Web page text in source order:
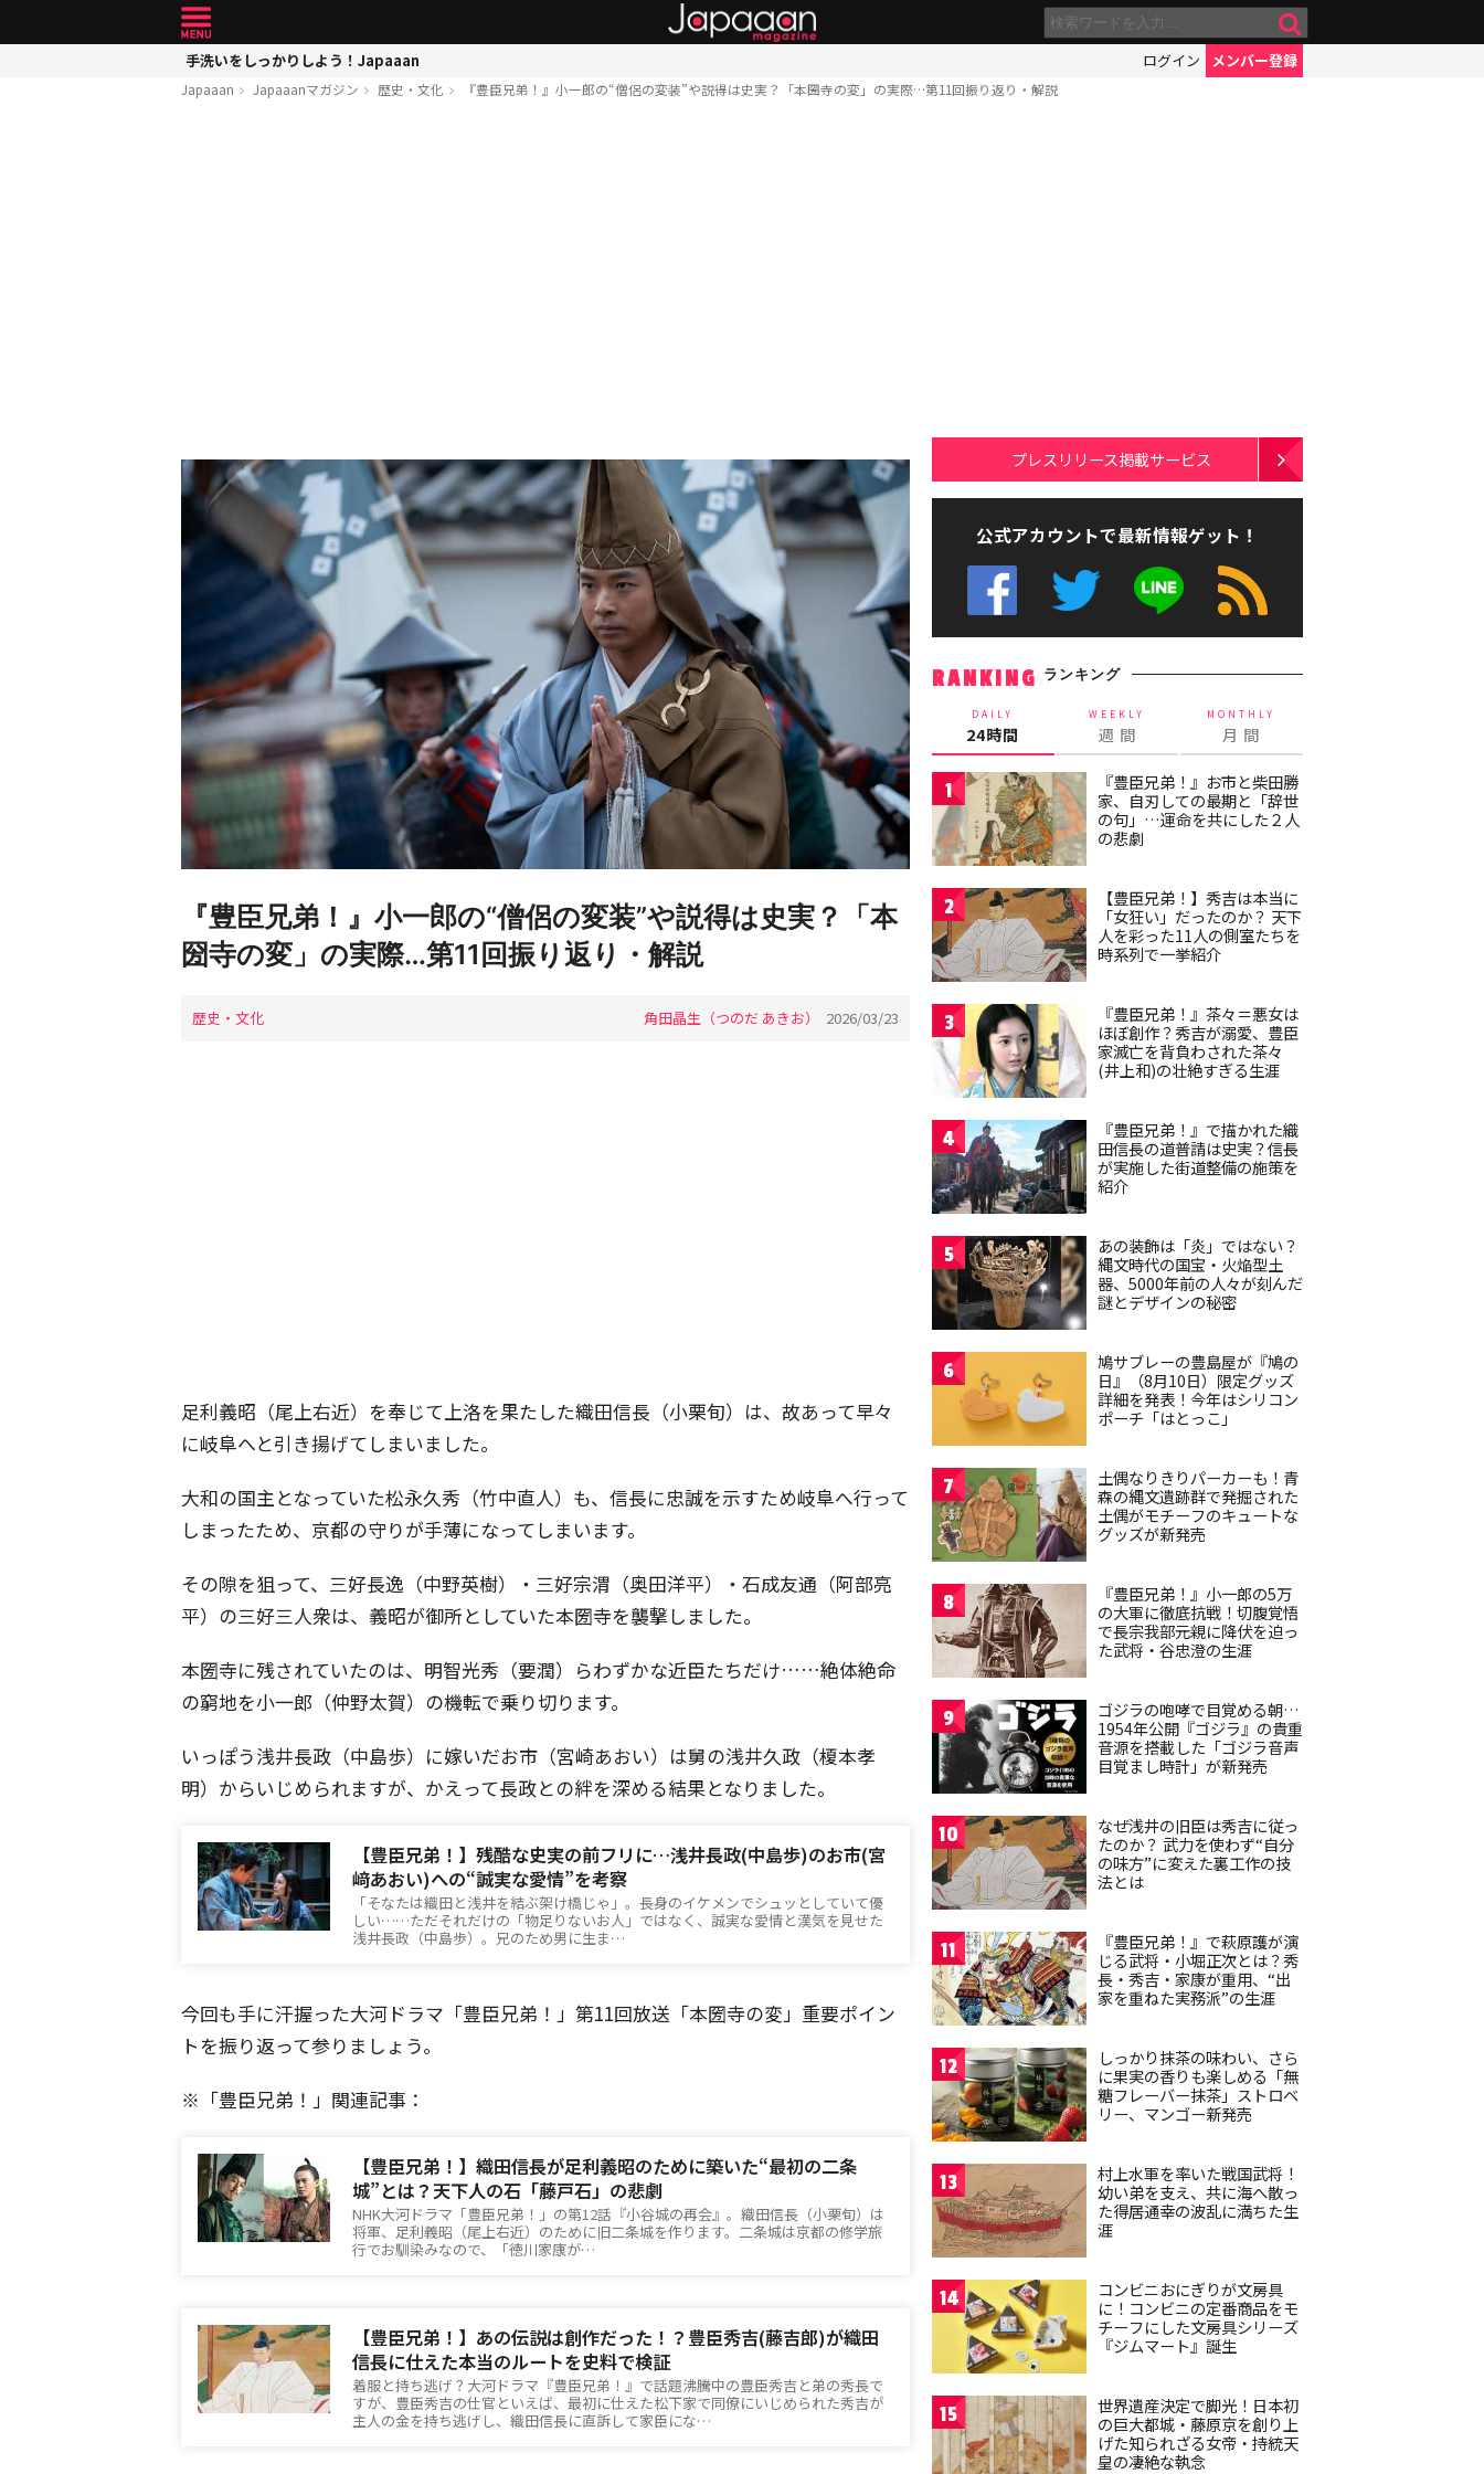
手洗いをしっかりしよう！Japaaan ログイン メンバー登録
Japaaan Japaaanマガジン 歴史・文化 『豊臣兄弟！』小一郎の“僧侶の変装”や説得は史実？「本圀寺の変」の実際…第11回振り返り・解説
『豊臣兄弟！』小一郎の“僧侶の変装”や説得は史実？「本
圀寺の変」の実際…第11回振り返り・解説
歴史・文化 角田晶生（つのだ あきお） 2026/03/23
足利義昭（尾上右近）を奉じて上洛を果たした織田信長（小栗旬）は、故あって早々
に岐阜へと引き揚げてしまいました。
大和の国主となっていた松永久秀（竹中直人）も、信長に忠誠を示すため岐阜へ行って
しまったため、京都の守りが手薄になってしまいます。
その隙を狙って、三好長逸（中野英樹）・三好宗渭（奥田洋平）・石成友通（阿部亮
平）の三好三人衆は、義昭が御所としていた本圀寺を襲撃しました。
本圀寺に残されていたのは、明智光秀（要潤）らわずかな近臣たちだけ……絶体絶命
の窮地を小一郎（仲野太賀）の機転で乗り切ります。
いっぽう浅井長政（中島歩）に嫁いだお市（宮崎あおい）は舅の浅井久政（榎本孝
明）からいじめられますが、かえって長政との絆を深める結果となりました。
【豊臣兄弟！】残酷な史実の前フリに…浅井長政(中島歩)のお市(宮
﨑あおい)への“誠実な愛情”を考察
「そなたは織田と浅井を結ぶ架け橋じゃ」。長身のイケメンでシュッとしていて優
しい……ただそれだけの「物足りないお人」ではなく、誠実な愛情と漢気を見せた
浅井長政（中島歩）。兄のため男に生ま…
今回も手に汗握った大河ドラマ「豊臣兄弟！」第11回放送「本圀寺の変」重要ポイン
トを振り返って参りましょう。
※「豊臣兄弟！」関連記事：
【豊臣兄弟！】織田信長が足利義昭のために築いた“最初の二条
城”とは？天下人の石「藤戸石」の悲劇
NHK大河ドラマ「豊臣兄弟！」の第12話『小谷城の再会』。織田信長（小栗旬）は
将軍、足利義昭（尾上右近）のために旧二条城を作ります。二条城は京都の修学旅
行でお馴染みなので、「徳川家康が…
【豊臣兄弟！】あの伝説は創作だった！？豊臣秀吉(藤吉郎)が織田
信長に仕えた本当のルートを史料で検証
着服と持ち逃げ？大河ドラマ『豊臣兄弟！』で話題沸騰中の豊臣秀吉と弟の秀長で
すが、豊臣秀吉の仕官といえば、最初に仕えた松下家で同僚にいじめられた秀吉が
主人の金を持ち逃げし、織田信長に直訴して家臣にな…
プレスリリース掲載サービス
公式アカウントで最新情報ゲット！
RANKING ランキング
DAILY
24時間
WEEKLY
週 間
MONTHLY
月 間
1
『豊臣兄弟！』お市と柴田勝
家、自刃しての最期と「辞世
の句」…運命を共にした２人
の悲劇
2
【豊臣兄弟！】秀吉は本当に
「女狂い」だったのか？ 天下
人を彩った11人の側室たちを
時系列で一挙紹介
3
『豊臣兄弟！』茶々＝悪女は
ほぼ創作？秀吉が溺愛、豊臣
家滅亡を背負わされた茶々
(井上和)の壮絶すぎる生涯
4
『豊臣兄弟！』で描かれた織
田信長の道普請は史実？信長
が実施した街道整備の施策を
紹介
5
あの装飾は「炎」ではない？
縄文時代の国宝・火焔型土
器、5000年前の人々が刻んだ
謎とデザインの秘密
6
鳩サブレーの豊島屋が『鳩の
日』（8月10日）限定グッズ
詳細を発表！今年はシリコン
ポーチ「はとっこ」
7
土偶なりきりパーカーも！青
森の縄文遺跡群で発掘された
土偶がモチーフのキュートな
グッズが新発売
8
『豊臣兄弟！』小一郎の5万
の大軍に徹底抗戦！切腹覚悟
で長宗我部元親に降伏を迫っ
た武将・谷忠澄の生涯
9
ゴジラの咆哮で目覚める朝…
1954年公開『ゴジラ』の貴重
音源を搭載した「ゴジラ音声
目覚まし時計」が新発売
10
なぜ浅井の旧臣は秀吉に従っ
たのか？ 武力を使わず“自分
の味方”に変えた裏工作の技
法とは
11
『豊臣兄弟！』で萩原護が演
じる武将・小堀正次とは？秀
長・秀吉・家康が重用、“出
家を重ねた実務派”の生涯
12
しっかり抹茶の味わい、さら
に果実の香りも楽しめる「無
糖フレーバー抹茶」ストロベ
リー、マンゴー新発売
13
村上水軍を率いた戦国武将！
幼い弟を支え、共に海へ散っ
た得居通幸の波乱に満ちた生
涯
14
コンビニおにぎりが文房具
に！コンビニの定番商品をモ
チーフにした文房具シリーズ
『ジムマート』誕生
15
世界遺産決定で脚光！日本初
の巨大都城・藤原京を創り上
げた知られざる女帝・持統天
皇の凄絶な執念